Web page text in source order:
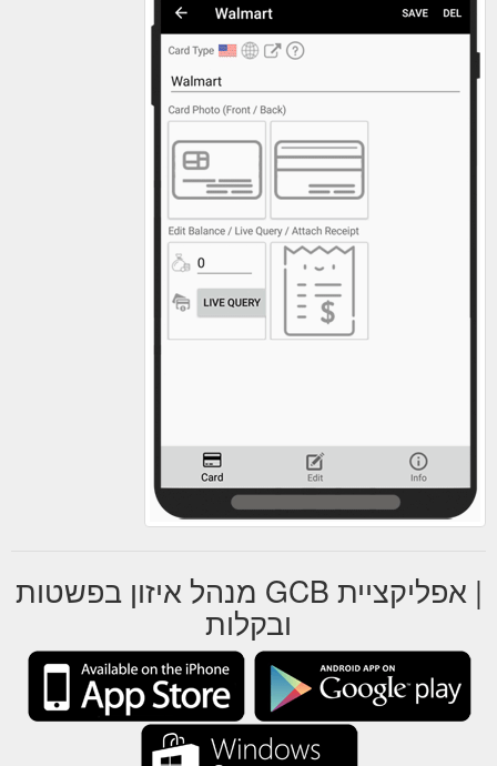
| אפליקציית GCB מנהל איזון בפשטות
ובקלות